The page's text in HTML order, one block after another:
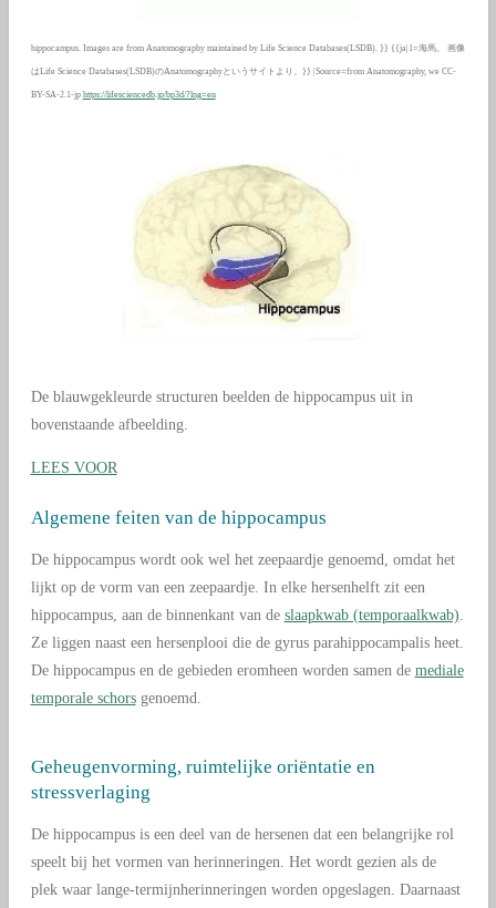
hippocampus. Images are from Anatomography maintained by Life Science Databases(LSDB). }} {{ja|1=海馬。 画像
はLife Science Databases(LSDB)のAnatomographyというサイトより。}} |Source=from Anatomography, we CC-
BY-SA-2.1-jp https://lifesciencedb.jp/bp3d/?lng=en
De blauwgekleurde structuren beelden de hippocampus uit in
bovenstaande afbeelding.
LEES VOOR
Algemene feiten van de hippocampus
De hippocampus wordt ook wel het zeepaardje genoemd, omdat het
lijkt op de vorm van een zeepaardje. In elke hersenhelft zit een
hippocampus, aan de binnenkant van de slaapkwab (temporaalkwab).
Ze liggen naast een hersenplooi die de gyrus parahippocampalis heet.
De hippocampus en de gebieden eromheen worden samen de mediale
temporale schorsgenoemd.
Geheugenvorming, ruimtelijke oriëntatie en
stressverlaging
De hippocampus is een deel van de hersenen dat een belangrijke rol
speelt bij het vormen van herinneringen. Het wordt gezien als de
plek waar lange-termijnherinneringen worden opgeslagen. Daarnaast